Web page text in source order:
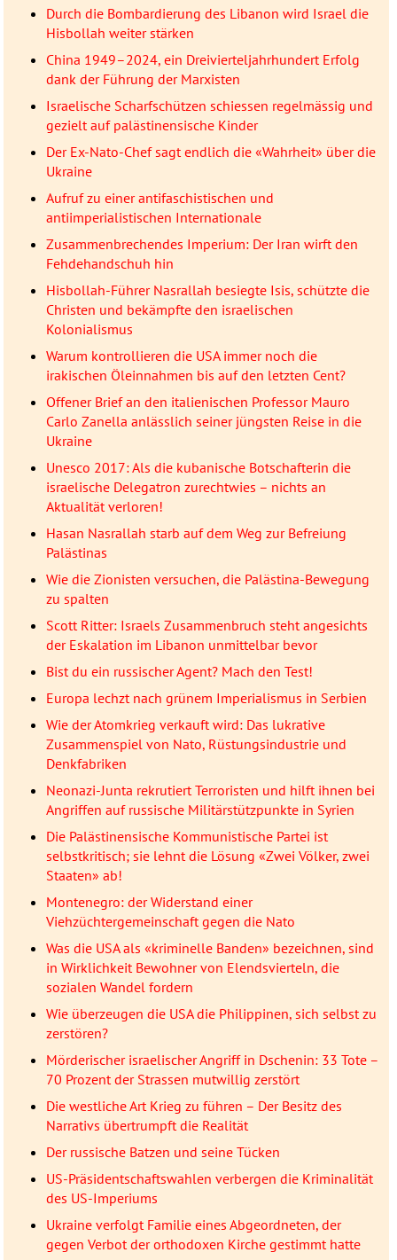
Durch die Bombardierung des Libanon wird Israel die
Hisbollah weiter stärken
China 1949–2024, ein Dreivierteljahrhundert Erfolg
dank der Führung der Marxisten
Israelische Scharfschützen schiessen regelmässig und
gezielt auf palästinensische Kinder
Der Ex-Nato-Chef sagt endlich die «Wahrheit» über die
Ukraine
Aufruf zu einer antifaschistischen und
antiimperialistischen Internationale
Zusammenbrechendes Imperium: Der Iran wirft den
Fehdehandschuh hin
Hisbollah-Führer Nasrallah besiegte Isis, schützte die
Christen und bekämpfte den israelischen
Kolonialismus
Warum kontrollieren die USA immer noch die
irakischen Öleinnahmen bis auf den letzten Cent?
Offener Brief an den italienischen Professor Mauro
Carlo Zanella anlässlich seiner jüngsten Reise in die
Ukraine
Unesco 2017: Als die kubanische Botschafterin die
israelische Delegatron zurechtwies – nichts an
Aktualität verloren!
Hasan Nasrallah starb auf dem Weg zur Befreiung
Palästinas
Wie die Zionisten versuchen, die Palästina-Bewegung
zu spalten
Scott Ritter: Israels Zusammenbruch steht angesichts
der Eskalation im Libanon unmittelbar bevor
Bist du ein russischer Agent? Mach den Test!
Europa lechzt nach grünem Imperialismus in Serbien
Wie der Atomkrieg verkauft wird: Das lukrative
Zusammenspiel von Nato, Rüstungsindustrie und
Denkfabriken
Neonazi-Junta rekrutiert Terroristen und hilft ihnen bei
Angriffen auf russische Militärstützpunkte in Syrien
Die Palästinensische Kommunistische Partei ist
selbstkritisch; sie lehnt die Lösung «Zwei Völker, zwei
Staaten» ab!
Montenegro: der Widerstand einer
Viehzüchtergemeinschaft gegen die Nato
Was die USA als «kriminelle Banden» bezeichnen, sind
in Wirklichkeit Bewohner von Elendsvierteln, die
sozialen Wandel fordern
Wie überzeugen die USA die Philippinen, sich selbst zu
zerstören?
Mörderischer israelischer Angriff in Dschenin: 33 Tote –
70 Prozent der Strassen mutwillig zerstört
Die westliche Art Krieg zu führen – Der Besitz des
Narrativs übertrumpft die Realität
Der russische Batzen und seine Tücken
US-Präsidentschaftswahlen verbergen die Kriminalität
des US-Imperiums
Ukraine verfolgt Familie eines Abgeordneten, der
gegen Verbot der orthodoxen Kirche gestimmt hatte